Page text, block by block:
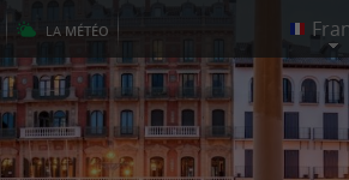
LA MÉTÉO